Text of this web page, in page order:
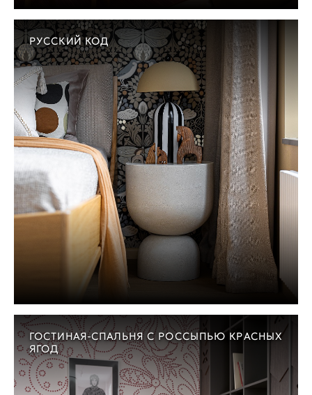
РУССКИЙ КОД
ГОСТИНАЯ-СПАЛЬНЯ С РОССЫПЬЮ КРАСНЫХ
ЯГОД